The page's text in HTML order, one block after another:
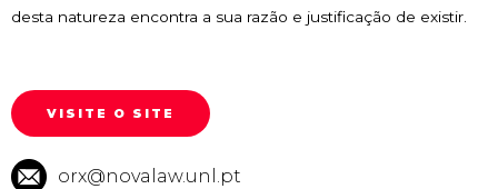
desta natureza encontra a sua razão e justificação de existir.
VISITE O SITE
orx@novalaw.unl.pt